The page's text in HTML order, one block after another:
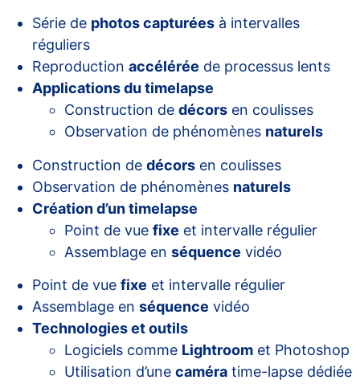
Série de photos capturées à intervalles
réguliers
Reproduction accélérée de processus lents
Applications du timelapse
Construction de décors en coulisses
Observation de phénomènes naturels
Construction de décors en coulisses
Observation de phénomènes naturels
Création d’un timelapse
Point de vue fixe et intervalle régulier
Assemblage en séquence vidéo
Point de vue fixe et intervalle régulier
Assemblage en séquence vidéo
Technologies et outils
Logiciels comme Lightroom et Photoshop
Utilisation d’une caméra time-lapse dédiée